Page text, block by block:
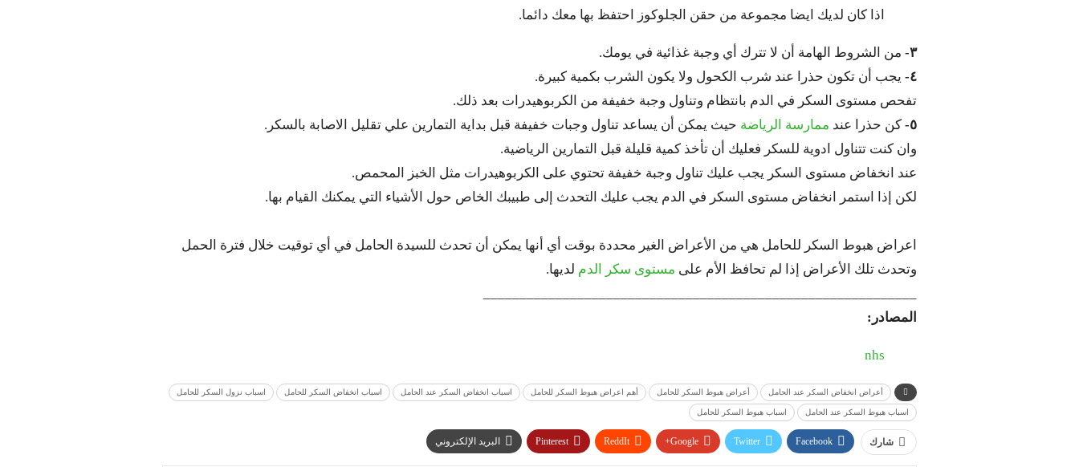
اذا كان لديك ايضا مجموعة من حقن الجلوكوز احتفظ بها معك دائما.
٣- من الشروط الهامة أن لا تترك أي وجبة غذائية في يومك.
٤-
يجب أن تكون حذرا عند شرب الكحول ولا يكون الشرب بكمية كبيرة.
تفحص مستوى السكر في الدم بانتظام وتناول وجبة خفيفة من الكربوهيدرات بعد ذلك.
٥- كن حذرا عند ممارسة الرياضة حيث يمكن أن يساعد تناول وجبات خفيفة قبل بداية التمارين علي تقليل الاصابة بالسكر.
وان كنت تتناول ادوية للسكر فعليك أن تأخذ كمية قليلة قبل التمارين الرياضية.
عند انخفاض مستوى السكر يجب عليك تناول وجبة خفيفة تحتوي على الكربوهيدرات مثل الخبز المحمص.
لكن إذا استمر انخفاض مستوى السكر في الدم يجب عليك التحدث إلى طبيبك الخاص حول الأشياء التي يمكنك القيام بها.
اعراض هبوط السكر للحامل هي من الأعراض الغير محددة بوقت أي أنها يمكن أن تحدث للسيدة الحامل في أي توقيت خلال فترة الحمل
وتحدث تلك الأعراض إذا لم تحافظ الأم على مستوى سكر الدم لديها.
المصادر:
nhs
أعراض انخفاض السكر عند الحامل أعراض هبوط السكر للحامل أهم اعراض هبوط السكر للحامل اسباب انخفاض السكر عند الحامل اسباب انخفاض السكر للحامل اسباب نزول السكر للحامل
اسباب هبوط السكر عند الحامل اسباب هبوط السكر للحامل
شارك Facebook
Twitter
Google+
ReddIt
Pinterest البريد الإلكتروني